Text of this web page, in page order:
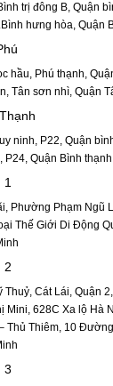
trị đông B, Quận
hưng hòa, Quận
hầu, Phú thạnh,
Tân sơn nhì, Quận
ninh, P22, Quận
P24, Quận Bình
Phường Phạm Ngũ
Thế Giới Di Động
2
Thuỷ, Cát Lái, Quận
Mini, 628C Xa lộ Hà
Thủ Thiêm, 10
3